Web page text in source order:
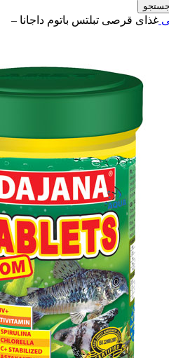
جستجو
غذای قرصی تبلتس باتوم داجانا –